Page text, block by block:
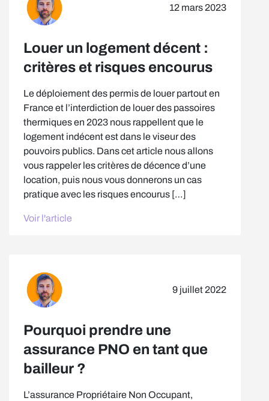
12 mars 2023
Louer un logement décent :
critères et risques encourus
Le déploiement des permis de louer partout en
France et l’interdiction de louer des passoires
thermiques en 2023 nous rappellent que le
logement indécent est dans le viseur des
pouvoirs publics. Dans cet article nous allons
vous rappeler les critères de décence d’une
location, puis nous vous donnerons un cas
pratique avec les risques encourus […]
Voir l'article
9 juillet 2022
Pourquoi prendre une
assurance PNO en tant que
bailleur ?
L’assurance Propriétaire Non Occupant,